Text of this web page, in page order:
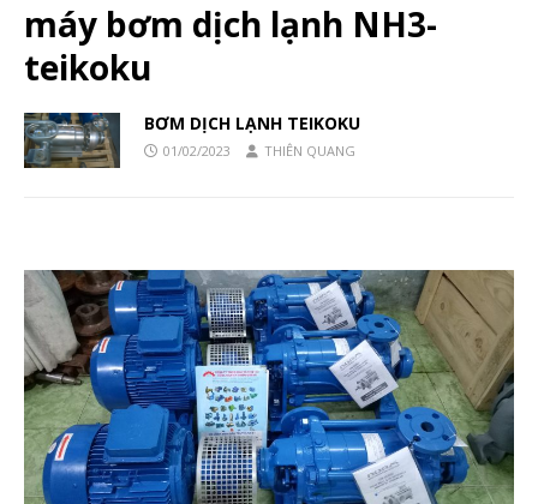
máy bơm dịch lạnh NH3-
teikoku
BƠM DỊCH LẠNH TEIKOKU
01/02/2023 THIÊN QUANG